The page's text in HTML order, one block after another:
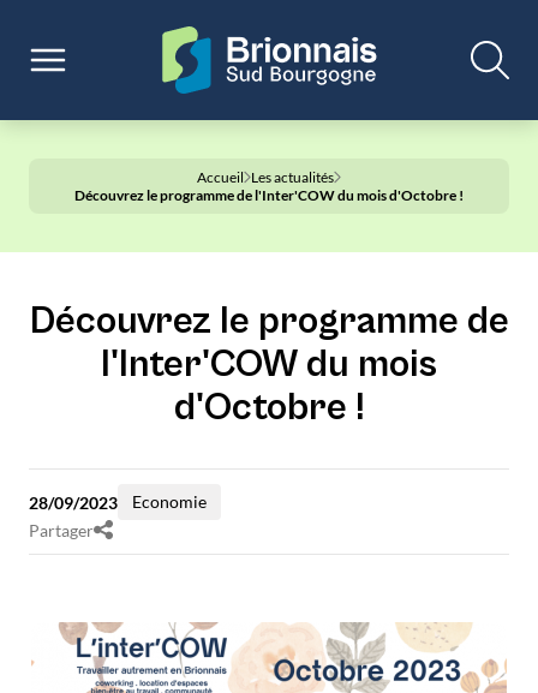
Accueil Les actualités
Découvrez le programme de l'Inter'COW du mois d'Octobre !
Découvrez le programme de
l'Inter'COW du mois
d'Octobre !
28/09/2023
Economie
Partager